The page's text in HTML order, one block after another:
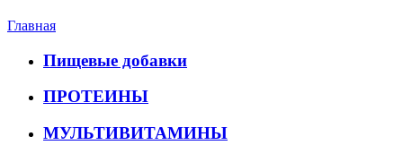
Главная
Пищевые добавки
ПРОТЕИНЫ
МУЛЬТИВИТАМИНЫ